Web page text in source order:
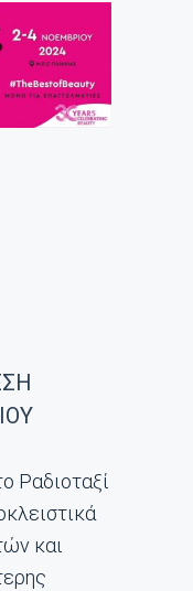
Ραδιοταξί
και